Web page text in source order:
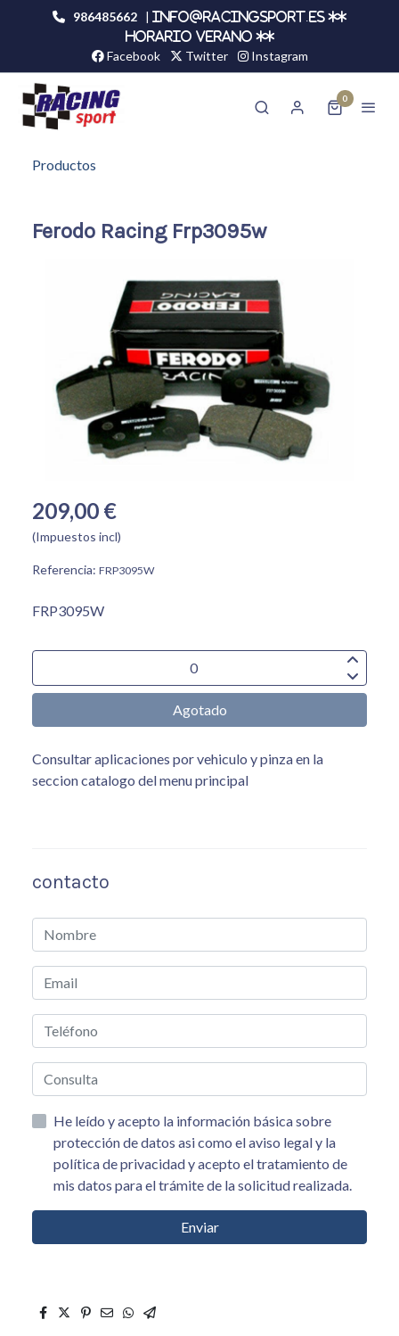
986485662 |
info@racingsport.es **
HORARIO VERANO **
Facebook Twitter Instagram
0
Productos
Ferodo Racing Frp3095w
209,00 €
(Impuestos incl)
Referencia: FRP3095W
FRP3095W
Agotado
Consultar aplicaciones por vehiculo y pinza en la
seccion catalogo del menu principal
contacto
He leído y acepto la información básica sobre
protección de datos asi como el aviso legal y la
política de privacidad y acepto el tratamiento de
mis datos para el trámite de la solicitud realizada.
Enviar